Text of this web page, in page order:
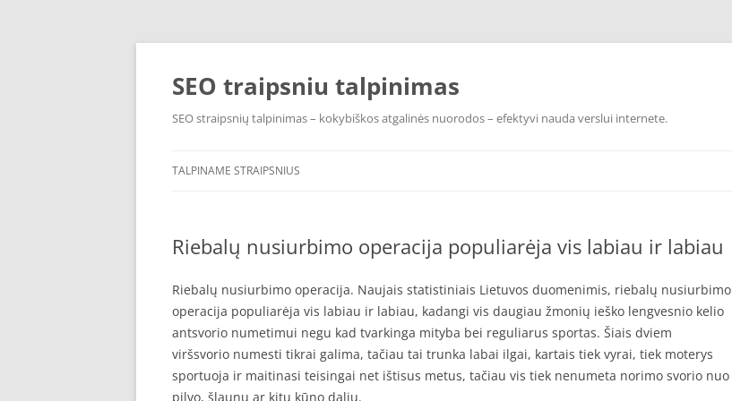
Pereiti
SEO traipsniu talpinimas
SEO straipsnių talpinimas – kokybiškos atgalinės nuorodos – efektyvi nauda verslui internete.
TALPINAME STRAIPSNIUS
Riebalų nusiurbimo operacija populiarėja vis labiau ir labiau
Riebalų nusiurbimo operacija. Naujais statistiniais Lietuvos duomenimis, riebalų nusiurbimo
operacija populiarėja vis labiau ir labiau, kadangi vis daugiau žmonių ieško lengvesnio kelio
antsvorio numetimui negu kad tvarkinga mityba bei reguliarus sportas. Šiais dviem
viršsvorio numesti tikrai galima, tačiau tai trunka labai ilgai, kartais tiek vyrai, tiek moterys
sportuoja ir maitinasi teisingai net ištisus metus, tačiau vis tiek nenumeta norimo svorio nuo
pilvo, šlaunų ar kitų kūno dalių.